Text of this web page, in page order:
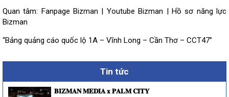
Quan tâm: Fanpage Bizman | Youtube Bizman | Hồ sơ năng lực
Bizman
“Bảng quảng cáo quốc lộ 1A – Vĩnh Long – Cần Thơ – CCT47”
Tin tức
𝐁𝐈𝐙𝐌𝐀𝐍 𝐌𝐄𝐃𝐈𝐀 𝐱 𝐏𝐀𝐋𝐌 𝐂𝐈𝐓𝐘